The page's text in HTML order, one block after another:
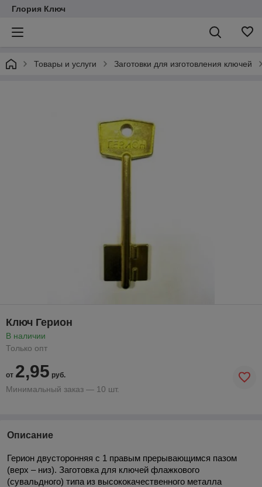
Глория Ключ
Товары и услуги Заготовки для изготовления ключей
Ключ Герион
В наличии
Только опт
от 2,95 руб.
Минимальный заказ — 10 шт.
Описание
Герион двусторонняя с 1 правым прерывающимся пазом
(верх – низ). Заготовка для ключей флажкового
(сувальдного) типа из высококачественного металла